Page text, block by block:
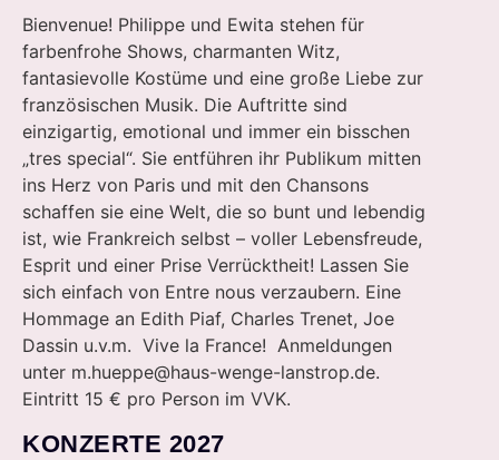
Bienvenue! Philippe und Ewita stehen für
farbenfrohe Shows, charmanten Witz,
fantasievolle Kostüme und eine große Liebe zur
französischen Musik. Die Auftritte sind
einzigartig, emotional und immer ein bisschen
„tres special“. Sie entführen ihr Publikum mitten
ins Herz von Paris und mit den Chansons
schaffen sie eine Welt, die so bunt und lebendig
ist, wie Frankreich selbst – voller Lebensfreude,
Esprit und einer Prise Verrücktheit! Lassen Sie
sich einfach von Entre nous verzaubern. Eine
Hommage an Edith Piaf, Charles Trenet, Joe
Dassin u.v.m. Vive la France! Anmeldungen
unter m.hueppe@haus-wenge-lanstrop.de.
Eintritt 15 € pro Person im VVK.
KONZERTE 2027